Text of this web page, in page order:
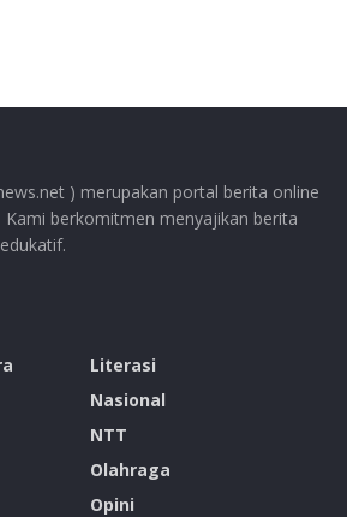
) merupakan portal berita online
Kami berkomitmen menyajikan berita
Literasi
Nasional
NTT
Olahraga
Opini